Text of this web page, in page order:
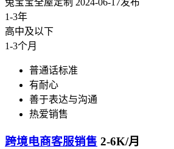
兔宝宝全屋定制 2024-06-17发布
1-3年
高中及以下
1-3个月
普通话标准
有耐心
善于表达与沟通
热爱销售
跨境电商客服销售 2-6K/月